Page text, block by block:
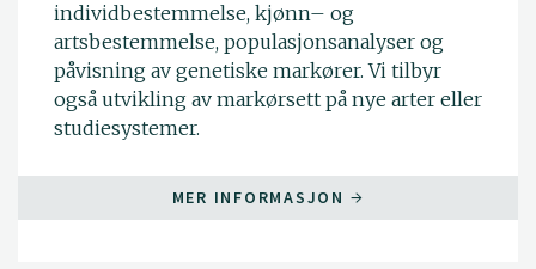
individbestemmelse, kjønn– og
artsbestemmelse, populasjonsanalyser og
påvisning av genetiske markører. Vi tilbyr
også utvikling av markørsett på nye arter eller
studiesystemer.
MER INFORMASJON